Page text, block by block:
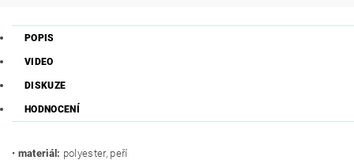
POPIS
VIDEO
DISKUZE
HODNOCENÍ
• materiál: polyester, peří